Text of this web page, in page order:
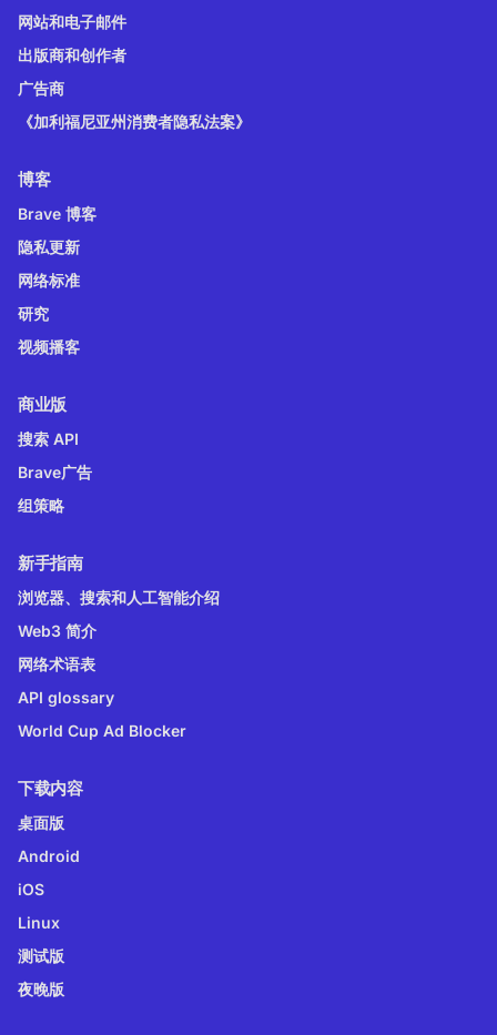
网站和电子邮件
出版商和创作者
广告商
《加利福尼亚州消费者隐私法案》
博客
Brave 博客
隐私更新
网络标准
研究
视频播客
商业版
搜索 API
Brave广告
组策略
新手指南
浏览器、搜索和人工智能介绍
Web3 简介
网络术语表
API glossary
World Cup Ad Blocker
下载内容
桌面版
Android
iOS
Linux
测试版
夜晚版